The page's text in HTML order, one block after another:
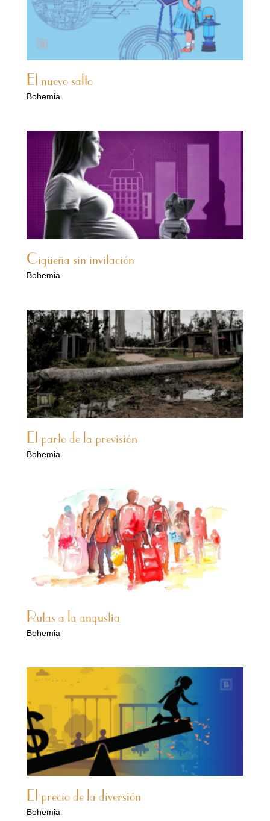
El nuevo salto
Bohemia
Cigüeña sin invitación
Bohemia
El parto de la previsión
Bohemia
Rutas a la angustia
Bohemia
El precio de la diversión
Bohemia